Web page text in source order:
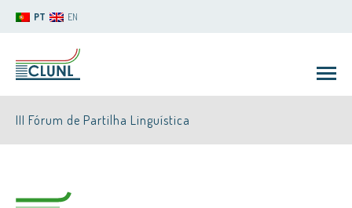
PT EN
III Fórum de Partilha Linguística